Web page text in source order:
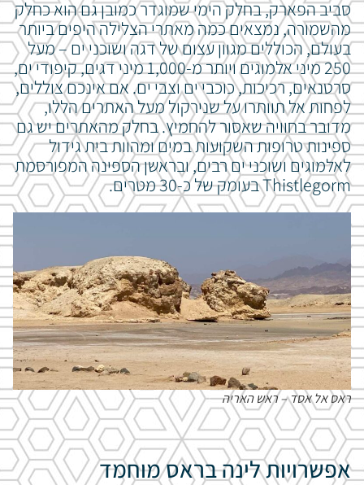
סביב הפארק, בחלק הימי שמוגדר כמובן גם הוא כחלק
מהשמורה, נמצאים כמה מאתרי הצלילה היפים ביותר
בעולם, הכוללים מגוון עצום של דגה ושוכני ים – מעל
250 מיני אלמוגים ויותר מ-1,000 מיני דגים, קיפודי ים,
סרטנאים, רכיכות, כוכבי ים וצבי ים. אם אינכם צוללים,
לפחות אל תוותרו על שנירקול מעל האתרים הללו,
מדובר בחוויה שאסור להחמיץ. בחלק מהאתרים יש גם
ספינות טרופות השקועות במים ומהוות בית גידול
לאלמוגים ושוכני ים רבים, ובראשן הספינה המפורסמת
Thistlegorm בעומק של כ-30 מטרים.
ראס אל אסד – ראש האריה
אפשרויות לינה בראס מוחמד